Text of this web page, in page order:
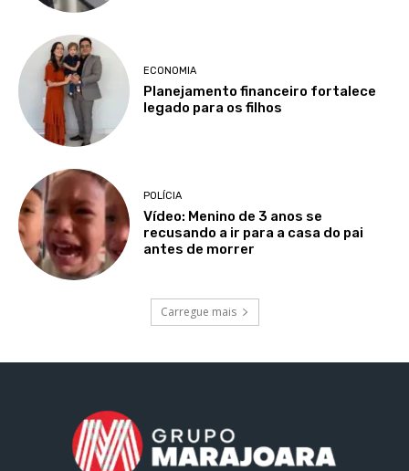
ECONOMIA
Planejamento financeiro fortalece
legado para os filhos
POLÍCIA
Vídeo: Menino de 3 anos se
recusando a ir para a casa do pai
antes de morrer
Carregue mais